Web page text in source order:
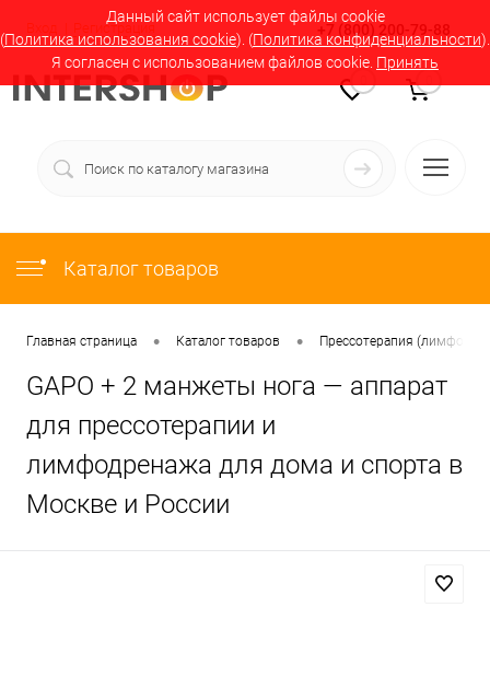
Данный сайт использует файлы cookie
(Политика использования cookie). (Политика конфиденциальности).
Я согласен с использованием файлов cookie. Принять
Вход Регистрация +7 (800) 200-79-88
Каталог товаров
Главная страница • Каталог товаров • Прессотерапия
GAPO + 2 манжеты нога — аппарат
для прессотерапии и
лимфодренажа для дома и спорта в
Москве и России